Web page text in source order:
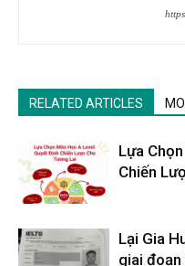
RELATED ARTICLES
Lựa
Chiến
Lại Gia
giai